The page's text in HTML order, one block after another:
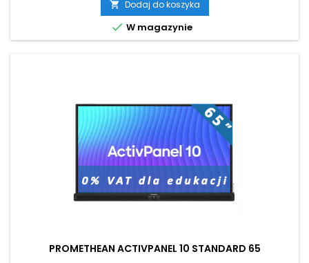
 Dodaj do koszyka
 W magazynie
PROMETHEAN ACTIVPANEL 10 STANDARD 65